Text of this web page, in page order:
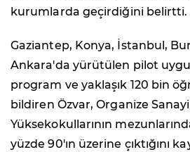
kurumlarda geçirdiğini belirtti.
Gaziantep, Konya, İstanbul,
Ankara'da yürütülen pilot
program ve yaklaşık 120 bin
bildiren Özvar, Organize
Yüksekokullarının
yüzde 90'ın üzerine çıktığını